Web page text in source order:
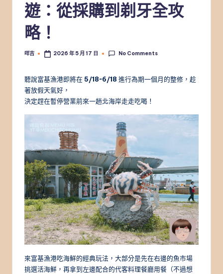
遊：從採購到剃牙全攻
略！
Posted
咩吉 2026 年 5 月 17 日 No Comments
聽說富基漁港即將在 5/18~6/18 進行為期一個月的整修，趁
著放假天氣好，
決定趕在暫停營業前來一趟北海岸走走吃喝！
來富基漁港吃海鮮的經典玩法，大部分是先在右邊的魚市場
挑選活海鮮，再拿到左邊配合的代客料理餐廳用餐（不過想